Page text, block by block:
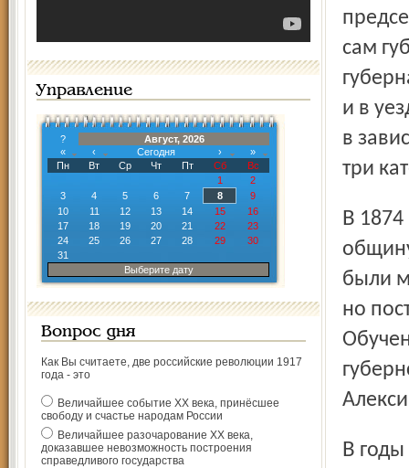
Управление
?
Август, 2026
«
‹ Сегодня ›
»
Пн
Вт Ср Чт Пт Сб
Вс
1
2
3
4 5 6 7 8
9
10
11 12 13 14 15
16
17
18 19 20 21 22
23
24
25 26 27 28 29
30
31
Выберите дату
Вопрос дня
Как Вы считаете, две российские революции 1917
года - это
Величайшее событие ХХ века, принёсшее
свободу и счастье народам России
Величайшее разочарование ХХ века,
доказавшее невозможность построения
справедливого государства
сам
и в
в
три
В 1874 году общество Красного Креста сформировало и
были
но
В годы русско-японской войны (1904 г.) Ярославское